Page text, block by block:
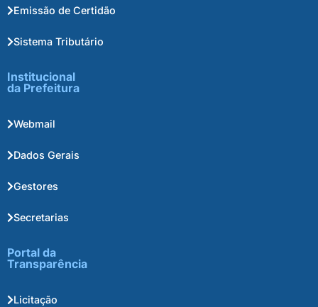
Emissão de Certidão
Sistema Tributário
Institucional
da Prefeitura
Webmail
Dados Gerais
Gestores
Secretarias
Portal da
Transparência
Licitação